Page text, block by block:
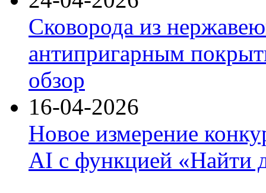
Сковорода из
антипригарным
обзор
16-04-2026
Новое измерение
AI с функцией «Найти